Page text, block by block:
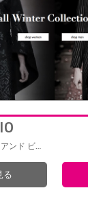
アンド ビ…
る